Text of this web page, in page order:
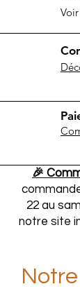
🎉
22 au
notre site